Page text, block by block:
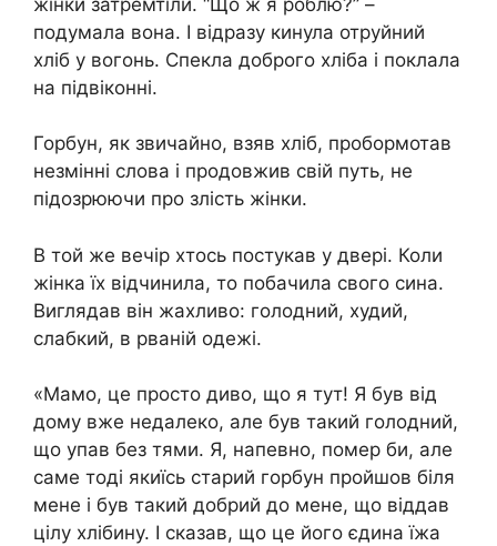
подумала вона. І відразу кинула отруйний
хліб у вогонь. Спекла доброго хліба і поклала
на підвіконні.
Горбун, як звичайно, взяв хліб, пробормотав
незмінні слова і продовжив свій путь, не
підозрюючи про злість жінки.
В той же вечір хтось постукав у двері. Коли
жінка їх відчинила, то побачила свого сина.
Виглядав він жахливо: голодний, худий,
слабкий, в рваній одежі.
«Мамо, це просто диво, що я тут! Я був від
дому вже недалеко, але був такий голодний,
що упав без тями. Я, напевно, помер би, але
саме тоді якиїсь старий горбун пройшов біля
мене і був такий добрий до мене, що віддав
цілу хлібину. І сказав, що це його єдина їжа